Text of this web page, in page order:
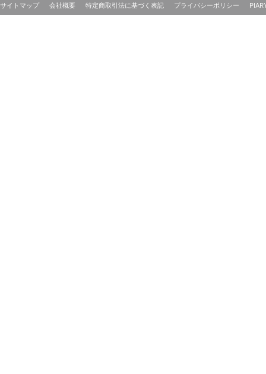
サイトマップ 会社概要 特定商取引法に基づく表記 プライバシーポリシー